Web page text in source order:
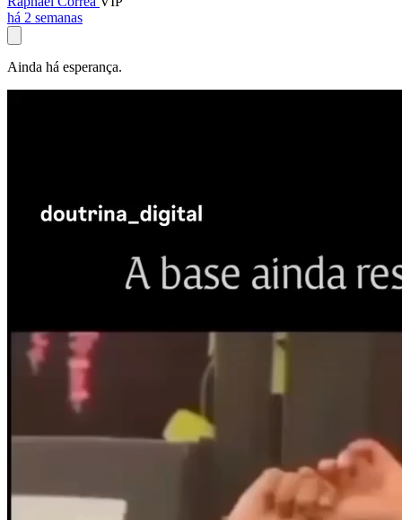
há 2 semanas
Ainda há esperança.